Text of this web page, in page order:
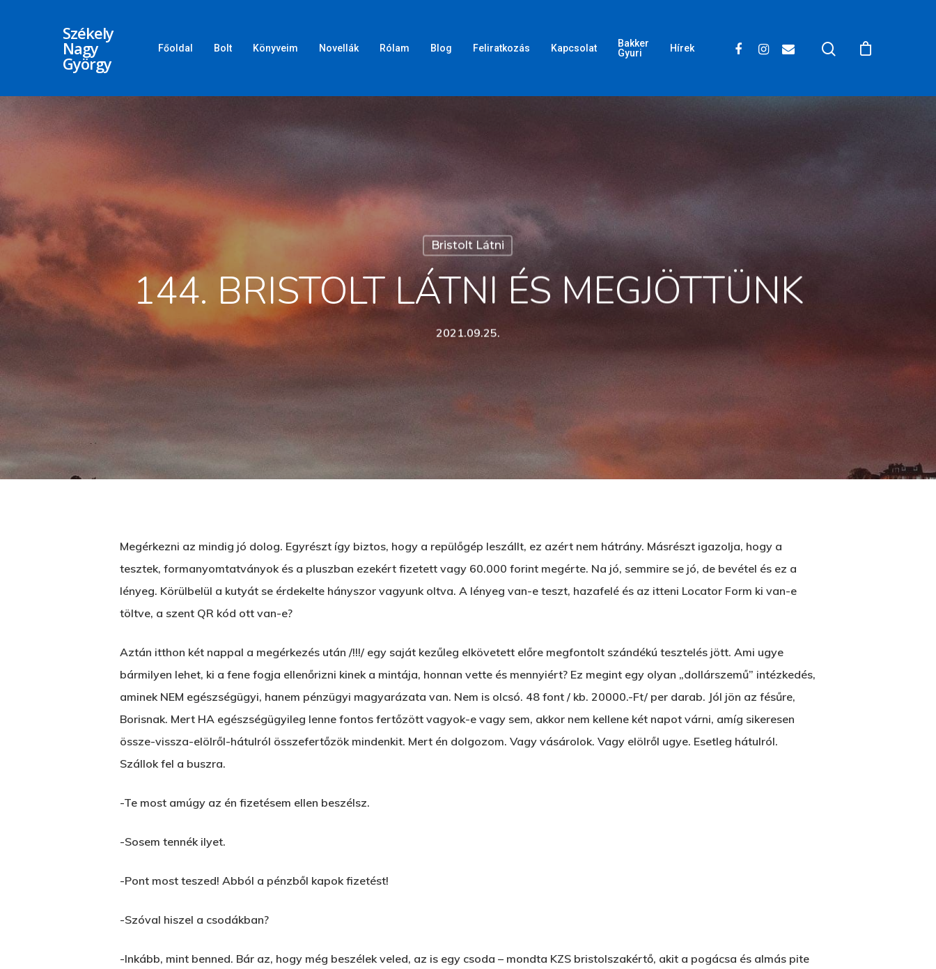
Üss egy entert a kereséshez, vagy nyomd meg az ESC gombot a bezáráshoz
Székely
Nagy
György
Főoldal Bolt Könyveim Novellák Rólam Blog Feliratkozás Kapcsolat
Bakker
Gyuri
Hírek
Bristolt Látni
144. BRISTOLT LÁTNI ÉS MEGJÖTTÜNK
2021.09.25.
Megérkezni az mindig jó dolog. Egyrészt így biztos, hogy a repülőgép leszállt, ez azért nem hátrány. Másrészt igazolja, hogy a
tesztek, formanyomtatványok és a pluszban ezekért fizetett vagy 60.000 forint megérte. Na jó, semmire se jó, de bevétel és ez a
lényeg. Körülbelül a kutyát se érdekelte hányszor vagyunk oltva. A lényeg van-e teszt, hazafelé és az itteni Locator Form ki van-e
töltve, a szent QR kód ott van-e?
Aztán itthon két nappal a megérkezés után /!!!/ egy saját kezűleg elkövetett előre megfontolt szándékú tesztelés jött. Ami ugye
bármilyen lehet, ki a fene fogja ellenőrizni kinek a mintája, honnan vette és mennyiért? Ez megint egy olyan „dollárszemű” intézkedés,
aminek NEM egészségügyi, hanem pénzügyi magyarázata van. Nem is olcsó. 48 font / kb. 20000.-Ft/ per darab. Jól jön az fésűre,
Borisnak. Mert HA egészségügyileg lenne fontos fertőzött vagyok-e vagy sem, akkor nem kellene két napot várni, amíg sikeresen
össze-vissza-elölről-hátulról összefertőzök mindenkit. Mert én dolgozom. Vagy vásárolok. Vagy elölről ugye. Esetleg hátulról.
Szállok fel a buszra.
-Te most amúgy az én fizetésem ellen beszélsz.
-Sosem tennék ilyet.
-Pont most teszed! Abból a pénzből kapok fizetést!
-Szóval hiszel a csodákban?
-Inkább, mint benned. Bár az, hogy még beszélek veled, az is egy csoda – mondta KZS bristolszakértő, akit a pogácsa és almás pite